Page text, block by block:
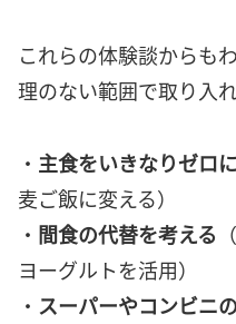
これらの体験談からも
理のない範囲で取り入
・ 主食をいきなりゼロ
麦ご飯に変える）
・ 間食の代替を考える
ヨーグルトを活用）
・ スーパーやコンビニ